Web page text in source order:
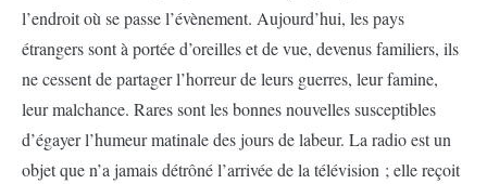
l’endroit où se passe l’évènement. Aujourd’hui, les pays
étrangers sont à portée d’oreilles et de vue, devenus familiers, ils
ne cessent de partager l’horreur de leurs guerres, leur famine,
leur malchance. Rares sont les bonnes nouvelles susceptibles
d’égayer l’humeur matinale des jours de labeur. La radio est un
objet que n’a jamais détrôné l’arrivée de la télévision ; elle reçoit